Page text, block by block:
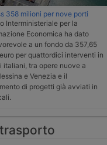
358 milioni per nove porti
Interministeriale per la
Economica ha dato
a un fondo da 357,65
per quattordici interventi in
italiani, tra opere nuove a
e Venezia e il
di progetti già avviati in